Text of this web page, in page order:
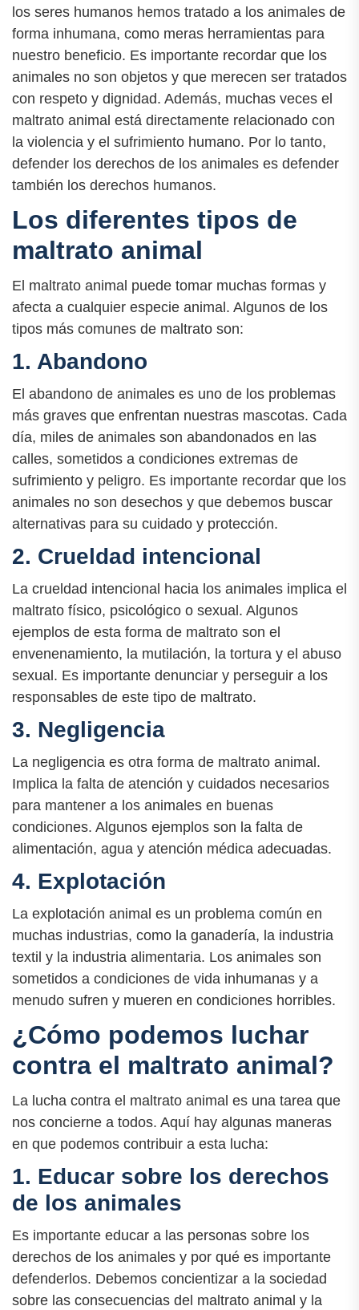
los seres humanos hemos tratado a los animales de
forma inhumana, como meras herramientas para
nuestro beneficio. Es importante recordar que los
animales no son objetos y que merecen ser tratados
con respeto y dignidad. Además, muchas veces el
maltrato animal está directamente relacionado con
la violencia y el sufrimiento humano. Por lo tanto,
defender los derechos de los animales es defender
también los derechos humanos.
Los diferentes tipos de
maltrato animal
El maltrato animal puede tomar muchas formas y
afecta a cualquier especie animal. Algunos de los
tipos más comunes de maltrato son:
1. Abandono
El abandono de animales es uno de los problemas
más graves que enfrentan nuestras mascotas. Cada
día, miles de animales son abandonados en las
calles, sometidos a condiciones extremas de
sufrimiento y peligro. Es importante recordar que los
animales no son desechos y que debemos buscar
alternativas para su cuidado y protección.
2. Crueldad intencional
La crueldad intencional hacia los animales implica el
maltrato físico, psicológico o sexual. Algunos
ejemplos de esta forma de maltrato son el
envenenamiento, la mutilación, la tortura y el abuso
sexual. Es importante denunciar y perseguir a los
responsables de este tipo de maltrato.
3. Negligencia
La negligencia es otra forma de maltrato animal.
Implica la falta de atención y cuidados necesarios
para mantener a los animales en buenas
condiciones. Algunos ejemplos son la falta de
alimentación, agua y atención médica adecuadas.
4. Explotación
La explotación animal es un problema común en
muchas industrias, como la ganadería, la industria
textil y la industria alimentaria. Los animales son
sometidos a condiciones de vida inhumanas y a
menudo sufren y mueren en condiciones horribles.
¿Cómo podemos luchar
contra el maltrato animal?
La lucha contra el maltrato animal es una tarea que
nos concierne a todos. Aquí hay algunas maneras
en que podemos contribuir a esta lucha:
1. Educar sobre los derechos
de los animales
Es importante educar a las personas sobre los
derechos de los animales y por qué es importante
defenderlos. Debemos concientizar a la sociedad
sobre las consecuencias del maltrato animal y la